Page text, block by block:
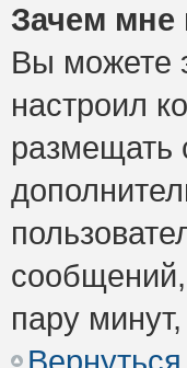
Зачем мне
Вы можете
настроил
размещать
сообщений,
пару